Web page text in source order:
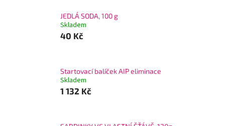
JEDLÁ SODA, 100 g
Skladem
40 Kč
Startovací balíček AIP eliminace
Skladem
1 132 Kč